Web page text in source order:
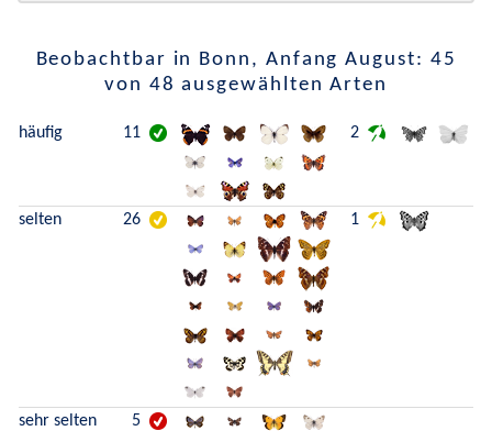
Beobachtbar in Bonn, Anfang August: 45
von 48 ausgewählten Arten
häufig 11 2
selten 26 1
sehr selten 5